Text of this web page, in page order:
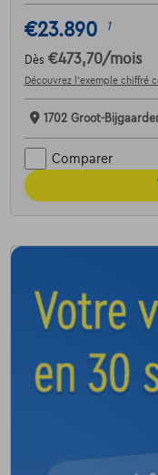
€23.890 1
Dès €473,70/mois
Découvrez l’exemple chiffré
1702 Groot-
Comparer